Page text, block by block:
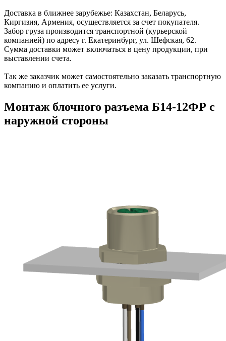
Доставка в ближнее зарубежье: Казахстан, Беларусь,
Киргизия, Армения, осуществляется за счет покупателя.
Забор груза производится транспортной (курьерской
компанией) по адресу г. Екатеринбург, ул. Шефская, 62.
Сумма доставки может включаться в цену продукции, при
выставлении счета.
Так же заказчик может самостоятельно заказать транспортную
компанию и оплатить ее услуги.
Монтаж блочного разъема Б14-12ФР с
наружной стороны